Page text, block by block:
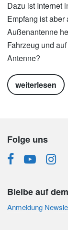
Dazu ist Internet
Empfang ist
Außenantenne
Fahrzeug und
Antenne?
weiterlesen
Folge uns
Bleibe auf
Anmeldung